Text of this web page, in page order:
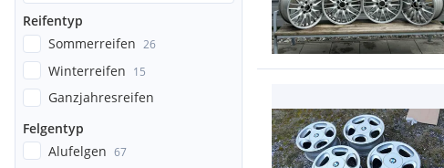
Reifentyp
Sommerreifen 26
Winterreifen 15
Ganzjahresreifen
Felgentyp
Alufelgen 67